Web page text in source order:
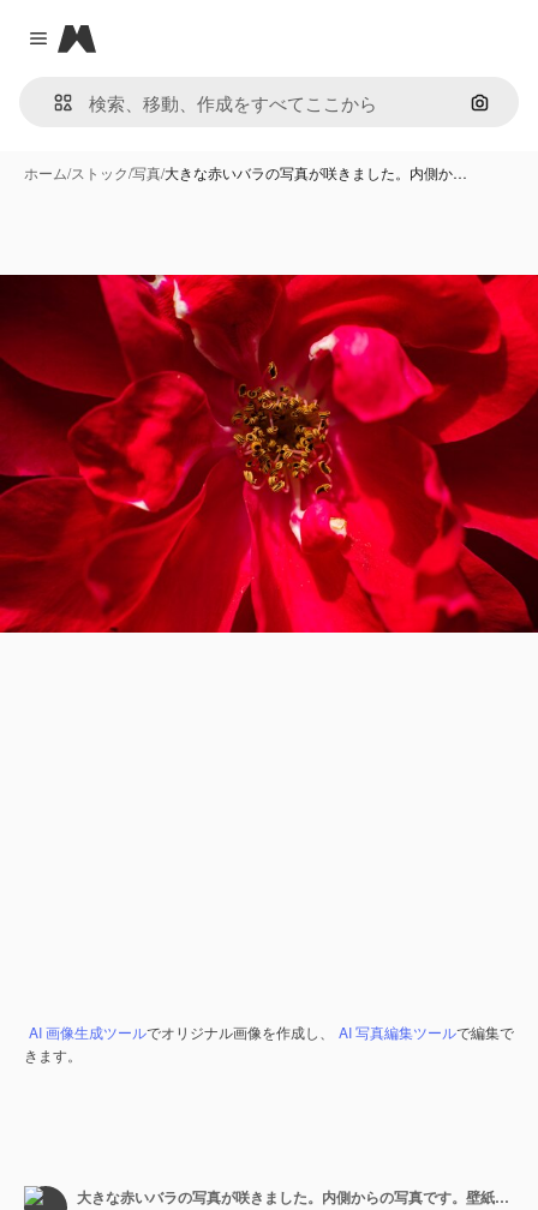
Close menu
Magnific
画像で
ホーム/ストック/写真/大きな赤いバラの写真が咲きました。内側か…
AI 画像生成ツールでオリジナル画像を作成し、 AI 写真編集ツールで編集で
きます。
大きな赤いバラの写真が咲きました。内側からの写真です。壁紙、はがきの背景。